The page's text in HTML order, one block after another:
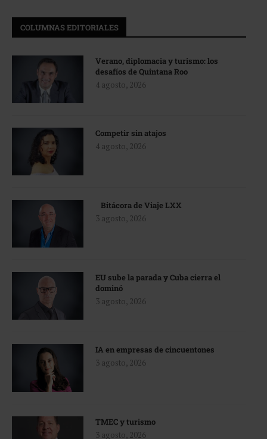
COLUMNAS EDITORIALES
Verano, diplomacia y turismo: los
desafíos de Quintana Roo
4 agosto, 2026
Competir sin atajos
4 agosto, 2026
Bitácora de Viaje LXX
3 agosto, 2026
EU sube la parada y Cuba cierra el
dominó
3 agosto, 2026
IA en empresas de cincuentones
3 agosto, 2026
TMEC y turismo
3 agosto, 2026